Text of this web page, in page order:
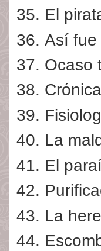
El
Así fue
Ocaso
La
El
La